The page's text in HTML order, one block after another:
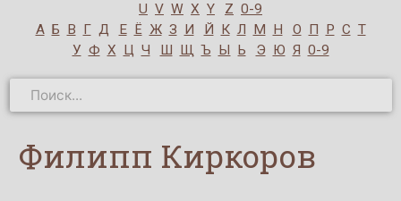
U V W X Y Z 0-9
А Б В Г Д Е Ё Ж З И Й К Л М Н О П Р С Т
У Ф Х Ц Ч Ш Щ Ъ Ы Ь Э Ю Я 0-9
Филипп Киркоров